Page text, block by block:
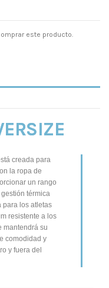
este producto.
creada para
la ropa de
un rango
térmica
para los atletas
resistente a los
mantendrá su
comodidad y
y fuera del